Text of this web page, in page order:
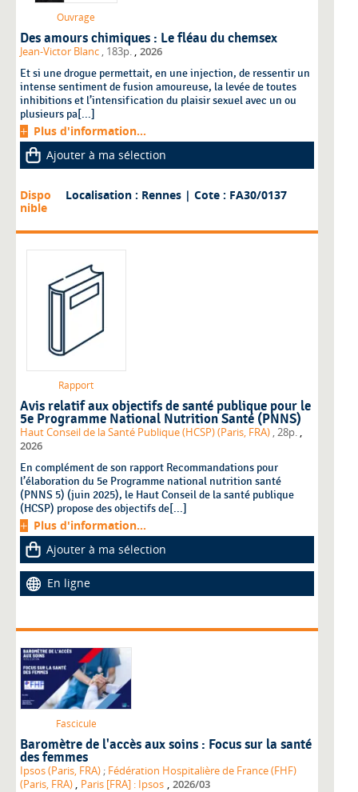
Ouvrage
Des amours chimiques : Le fléau du chemsex
Jean-Victor Blanc , 183p. , 2026
Et si une drogue permettait, en une injection, de ressentir un
intense sentiment de fusion amoureuse, la levée de toutes
inhibitions et l’intensification du plaisir sexuel avec un ou
plusieurs pa[...]
Plus d'information...
Ajouter à ma sélection
Dispo
nible
Localisation : Rennes | Cote : FA30/0137
Rapport
Avis relatif aux objectifs de santé publique pour le
5e Programme National Nutrition Santé (PNNS)
Haut Conseil de la Santé Publique (HCSP) (Paris, FRA) , 28p. ,
2026
En complément de son rapport Recommandations pour
l’élaboration du 5e Programme national nutrition santé
(PNNS 5) (juin 2025), le Haut Conseil de la santé publique
(HCSP) propose des objectifs de[...]
Plus d'information...
Ajouter à ma sélection
En ligne
Fascicule
Baromètre de l'accès aux soins : Focus sur la santé
des femmes
Ipsos (Paris, FRA) ; Fédération Hospitalière de France (FHF)
(Paris, FRA) , Paris [FRA] : Ipsos , 2026/03